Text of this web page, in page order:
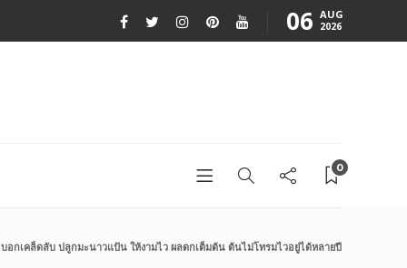
06 AUG
2026
0
บอกเคล็ดลับ ปลูกมะนาวแป้น ให้งามไว ผลดกเต็มต้น ต้นไม่โทรมไวอยู่ได้หลายปี